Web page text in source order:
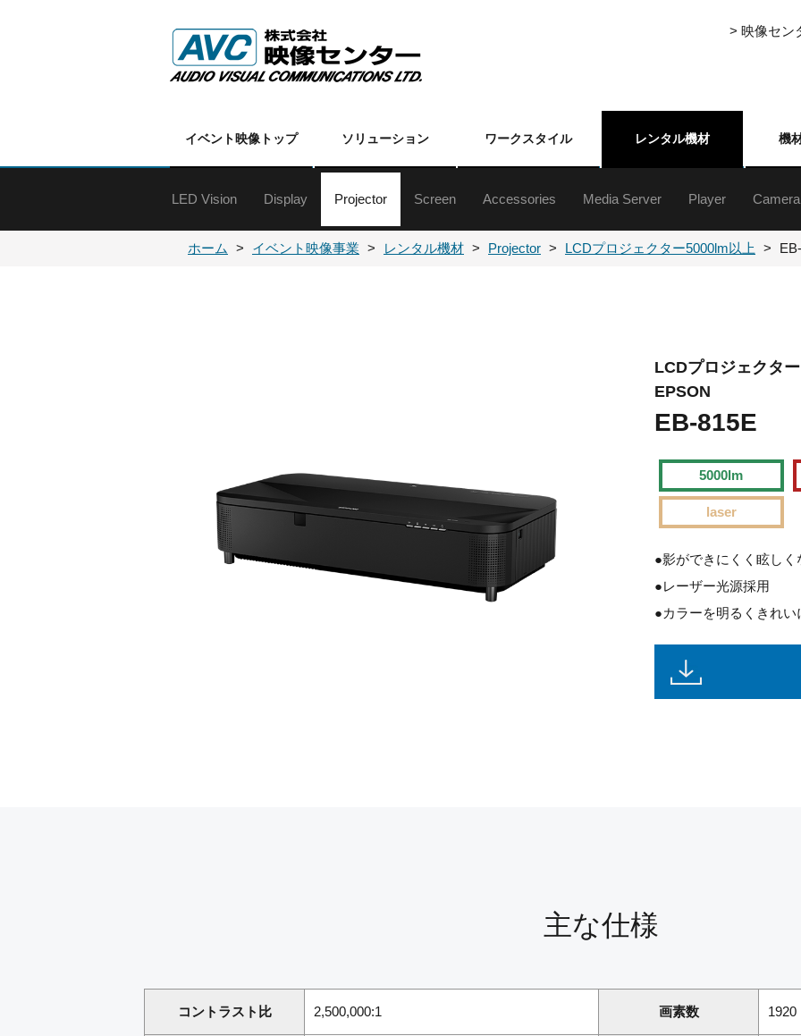
> 映像セン
イベント映像トップ ソリューション ワークスタイル レンタル機材 機
LED Vision Display
特殊ディスプレイ
60インチ以上
50インチクラス
40インチクラス
30インチクラス
20インチクラス
19インチ以下
オプション
各種金具
Projector
DLPプロジェクター5000lm以上
DLPプロジェクター5000lm未満
LCDプロジェクター5000lm以上
LCDプロジェクター5000lm未満
各種プロジェクター台
プロジェクターレンズ
Screen
自立・組立式スクリーン(16:9)
自立・組立式スクリーン(4:3)
三脚式／フロアタイプ／吊下げ／壁掛けスクリーン
Accessories
Event Master Series
プレゼンテーションスイッチャー
ライブスイッチャー
各種セレクター
フォーマットコンバーター
ストリーミングアクセサリー
分配器
伝送機器
その他周辺（映像）
Media Server Player
ハードディスク
メディアプレー
XDCAM・
DVCAM・ベータ
ブルーレイ
DVD
Camera
業務用
民生用
書画カ
その他
カメラ
カメラ
ホーム
イベント映像事業 レンタル機材 Projector LCDプロジェクター5000lm以上
LCDプロジェクター
EPSON
EB-815E
5000lm
laser
●影ができにくく眩し
●レーザー光源採用
●カラーを明るくきれ
主な仕様
コントラスト比 2,500,000:1 画素数 1920